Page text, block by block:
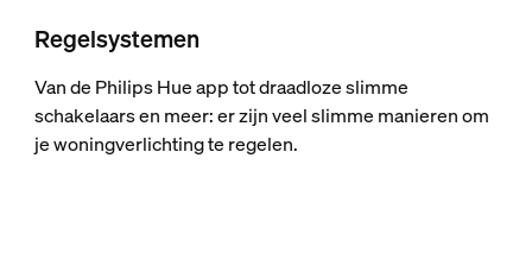
Regelsystemen
Van de Philips Hue app tot draadloze slimme
schakelaars en meer: er zijn veel slimme manieren om
je woningverlichting te regelen.